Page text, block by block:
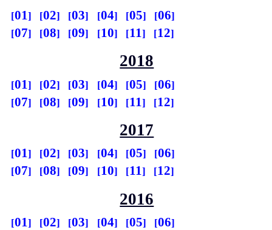
01 02 03 04 05
06
07
08 09 10 11 12
2018
01 02 03 04 05
06
07
08 09 10 11 12
2017
01 02 03 04 05
06
07
08 09 10 11 12
2016
01 02 03 04 05
06